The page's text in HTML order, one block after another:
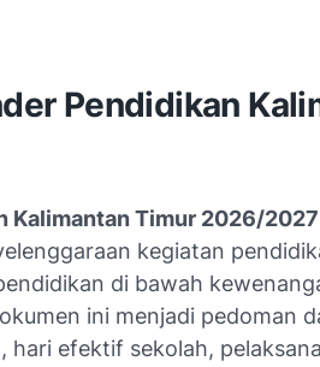
Pendidikan
Kalimantan Timur 2026/2027
kegiatan
di bawah
ini menjadi pedoman
hari efektif sekolah,